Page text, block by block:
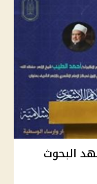
البحوث